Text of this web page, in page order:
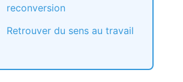
reconversion
Retrouver du sens au travail